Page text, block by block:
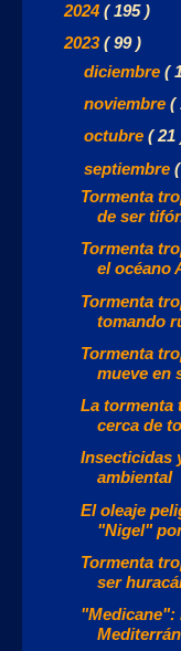
2024 ( 195 )
2023( 99 )
diciembre (
noviembre (
octubre ( 21
septiembre
Tormenta
de ser
Tormenta
el océano
Tormenta
tomando
Tormenta
mueve en
La tormenta
cerca de
Insecticidas
ambiental
El oleaje
"Nigel"
Tormenta
ser
"Medicane":